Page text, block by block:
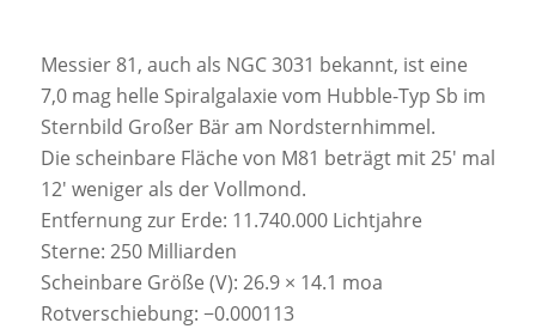
Messier 81, auch als NGC 3031 bekannt, ist eine
7,0 mag helle Spiralgalaxie vom Hubble-Typ Sb im
Sternbild Großer Bär am Nordsternhimmel.
Die scheinbare Fläche von M81 beträgt mit 25′ mal
12′ weniger als der Vollmond.
Entfernung zur Erde: 11.740.000 Lichtjahre
Sterne: 250 Milliarden
Scheinbare Größe (V): 26.9 × 14.1 moa
Rotverschiebung: −0.000113